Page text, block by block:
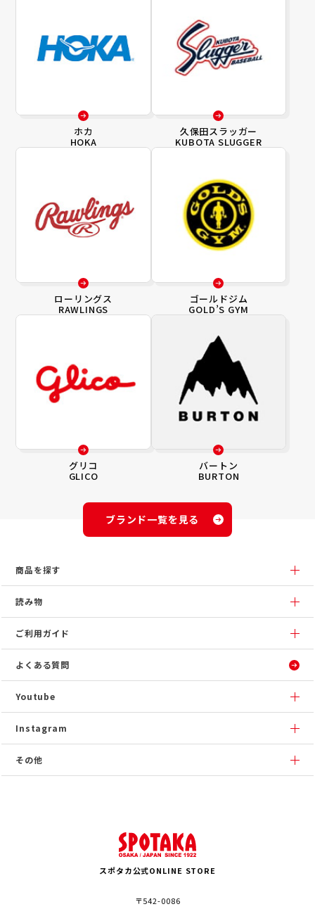
ホカ
HOKA
久保田スラッガー
KUBOTA SLUGGER
ローリングス
RAWLINGS
ゴールドジム
GOLD’S GYM
グリコ
GLICO
バートン
BURTON
ブランド一覧を見る
商品を探す
読み物
ご利用ガイド
よくある質問
Youtube
Instagram
その他
スポタカ公式ONLINE STORE
〒542-0086